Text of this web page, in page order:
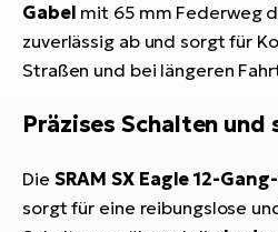
Gabel mit 65 mm Federweg
zuverlässig ab und sorgt für
Straßen und bei längeren
Präzises Schalten und
Die SRAM SX Eagle 12-
sorgt für eine reibungslose